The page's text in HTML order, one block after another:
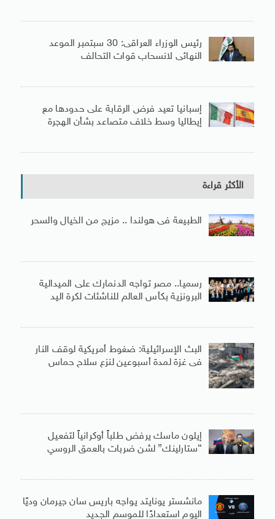
رئيس الوزراء العراقى: 30 سبتمبر الموعد
النهائى لانسحاب قوات التحالف
إسبانيا تعيد فرض الرقابة على حدودها مع
إيطاليا وسط خلاف متصاعد بشأن الهجرة
الأكثر قراءة
الطبيعة فى هولندا .. مزيج من الخيال والسحر
رسميا.. مصر تواجه الدنمارك على الميدالية
البرونزية بكأس العالم للناشئات لكرة اليد
البث الإسرائيلية: ضغوط أمريكية لوقف النار
فى غزة لمدة أسبوعين لنزع سلاح حماس
إيلون ماسك يرفض طلباً أوكرانياً لتفعيل
“ستارلينك” لشن ضربات بالعمق الروسي
مانشستر يونايتد يواجه باريس سان جيرمان وديًا
اليوم استعدادًا للموسم الجديد